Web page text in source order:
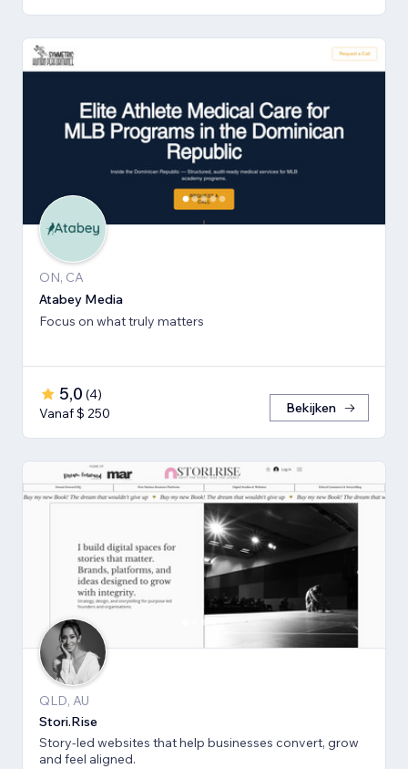
ON, CA
Atabey Media
Focus on what truly matters
5,0 (4)
Vanaf $ 250
Bekijken
QLD, AU
Stori.Rise
Story-led websites that help businesses convert, grow
and feel aligned.